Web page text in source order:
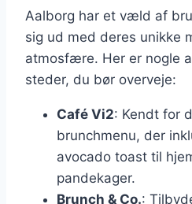
Aalborg har et væld af
sig ud med deres unikke
atmosfære. Her er nogle
steder, du bør overveje:
Café Vi2: Kendt for
brunchmenu, der
avocado toast til
pandekager.
Brunch & Co.: